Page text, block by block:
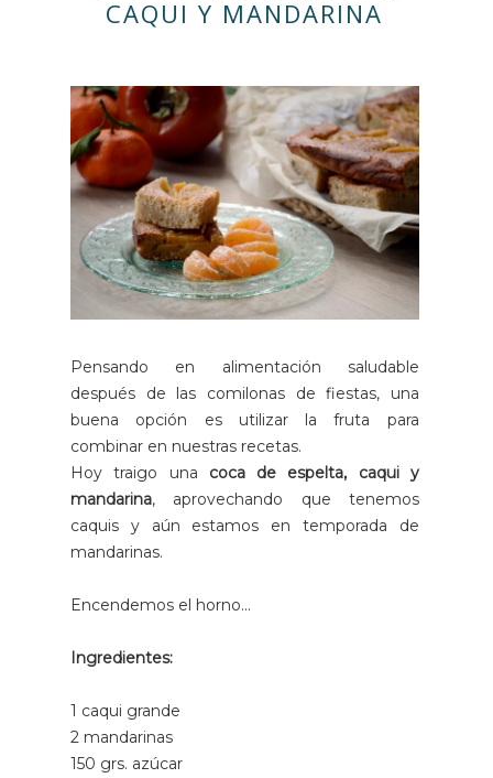
CAQUI Y MANDARINA
Pensando en alimentación saludable
después de las comilonas de fiestas, una
buena opción es utilizar la fruta para
combinar en nuestras recetas.
Hoy traigo una coca de espelta, caqui y
mandarina, aprovechando que tenemos
caquis y aún estamos en temporada de
mandarinas.
Encendemos el horno...
Ingredientes:
1 caqui grande
2 mandarinas
150 grs. azúcar